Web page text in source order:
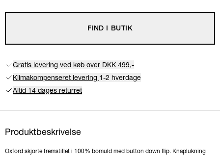
FIND I BUTIK
Gratis levering ved køb over DKK 499,-
Klimakompenseret levering 1-2 hverdage
Altid 14 dages returret
Produktbeskrivelse
Oxford skjorte fremstillet i 100% bomuld med button down flip. Knaplukning